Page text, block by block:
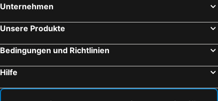
Unternehmen
Unsere Produkte
Bedingungen und Richtlinien
Hilfe